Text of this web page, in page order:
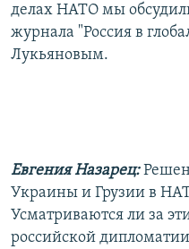
Все сайты РСЕ/РС
делах НАТО мы
журнала "Россия в
Лукьяновым.
Евгения Назарец:
Украины и Грузии в
Усматриваются ли за
российской